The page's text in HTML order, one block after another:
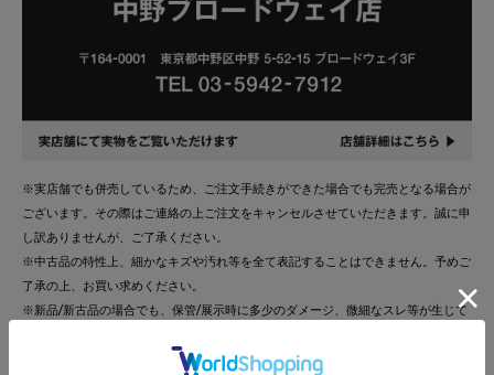
※実店舗でも併売しているため、ご注文手続きができた場合でも完売となる場合が
ございます。その際はご連絡の上ご注文をキャンセルさせていただきます。誠に申
し訳ありませんが、ご了承ください。
※中古品の特性上、細かなキズや汚れ等を全て表記することはできません。予めご
了承の上、お買い求めください。
※新品/新古品の場合でも、保管/展示時に多少のダメージ、微細なスレ等が生じて
※状態ランクは、付属品の状態は考慮されておりません。